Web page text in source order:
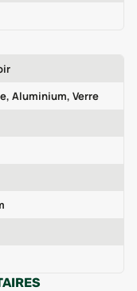
Aluminium, Verre